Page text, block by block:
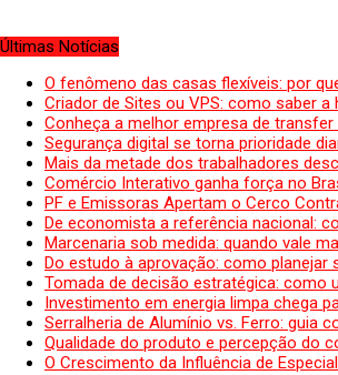
Últimas Notícias
O fenômeno das casas flexíveis: por
Criador de Sites ou VPS: como saber
Conheça a melhor empresa de
Segurança digital se torna prioridade
Mais da metade dos trabalhadores
Comércio Interativo ganha força no
PF e Emissoras Apertam o Cerco
De economista a referência nacional:
Marcenaria sob medida: quando vale
Do estudo à aprovação: como
Tomada de decisão estratégica: como
Investimento em energia limpa chega
Serralheria de Alumínio vs. Ferro: guia
Qualidade do produto e percepção do
O Crescimento da Influência de